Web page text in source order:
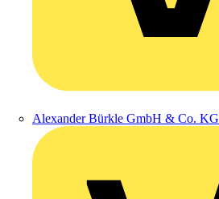
Alexander Bürkle GmbH & Co. KG